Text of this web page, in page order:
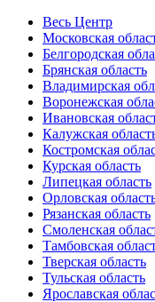
Весь Центр
Московская
Белгородская
Брянская область
Владимирская
Воронежская
Ивановская
Калужская
Костромская
Курская область
Липецкая область
Орловская
Рязанская область
Смоленская
Тамбовская
Тверская область
Тульская область
Ярославская